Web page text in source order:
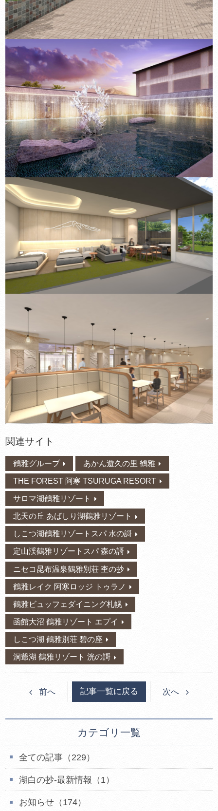
関連サイト
鶴雅グループ あかん遊久の里 鶴雅
THE FOREST 阿寒 TSURUGA RESORT
サロマ湖鶴雅リゾート
北天の丘 あばしり湖鶴雅リゾート
しこつ湖鶴雅リゾートスパ 水の謌
定山渓鶴雅リゾートスパ 森の謌
ニセコ昆布温泉鶴雅別荘 杢の抄
鶴雅レイク 阿寒ロッジ トゥラノ
鶴雅ビュッフェダイニング札幌
函館大沼 鶴雅リゾート エプイ
しこつ湖 鶴雅別荘 碧の座
洞爺湖 鶴雅リゾート 洸の謌
前へ 記事一覧に戻る 次へ
カテゴリ一覧
全ての記事（229）
湖白の抄‐最新情報（1）
お知らせ（174）